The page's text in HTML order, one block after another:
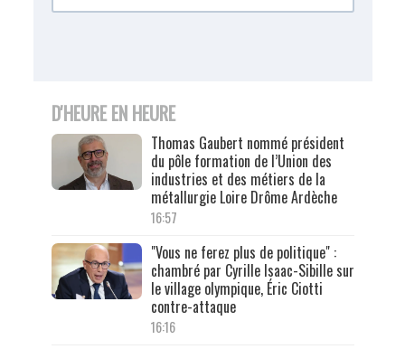
D'HEURE EN HEURE
Thomas Gaubert nommé président
du pôle formation de l’Union des
industries et des métiers de la
métallurgie Loire Drôme Ardèche
16:57
"Vous ne ferez plus de politique" :
chambré par Cyrille Isaac-Sibille sur
le village olympique, Éric Ciotti
contre-attaque
16:16